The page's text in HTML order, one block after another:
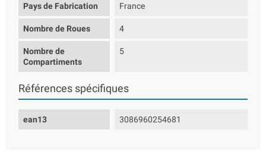
Pays de Fabrication France
Nombre de Roues 4
Nombre de
Compartiments
5
Références spécifiques
ean13 3086960254681